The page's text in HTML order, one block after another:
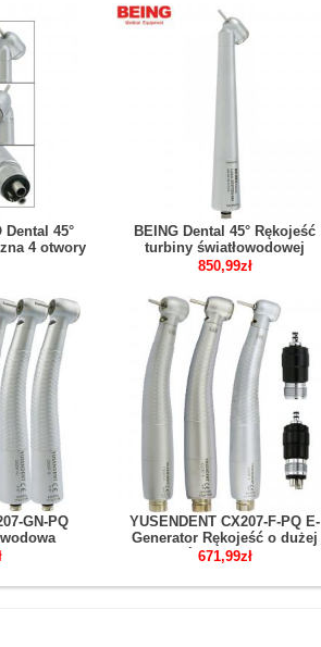
Dental 45°
4 otwory
MAX
BEING Dental 45° Rękojeść
turbiny światłowodowej
Kompatybilny z NSK
850,99zł
GN-PQ
( 1x
YUSENDENT CX207-F-PQ E-
Generator Rękojeść o dużej
prędkości LED 2/4 otwory
szybkozłączka
671,99zł